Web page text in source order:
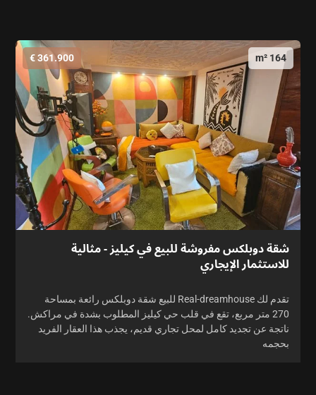
164 m²
361.900 €
شقة دوبلكس مفروشة للبيع في كيليز - مثالية
للاستثمار الإيجاري
تقدم لك Real-dreamhouse للبيع شقة دوبلكس رائعة بمساحة
270 متر مربع، تقع في قلب حي كيليز المطلوب بشدة في مراكش.
ناتجة عن تجديد كامل لمحل تجاري قديم، يجذب هذا العقار الفريد
بحجمه